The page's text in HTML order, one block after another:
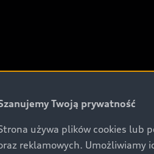
Twoją prywatność
używa plików cookies lub
reklamowych. Umożliwiamy